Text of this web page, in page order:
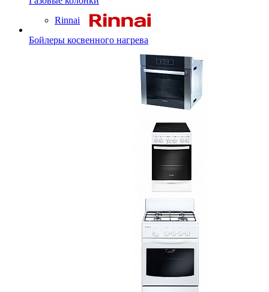
Rinnai
Бойлеры косвенного нагрева